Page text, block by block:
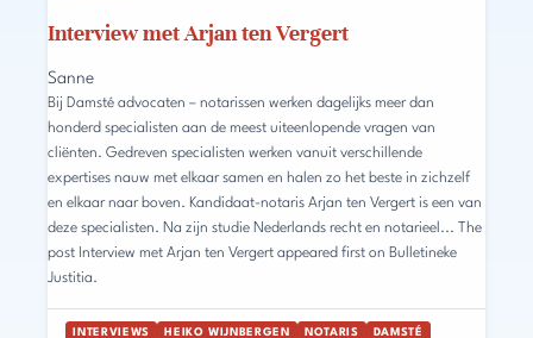
Interview met Arjan ten Vergert
Sanne
Bij Damsté advocaten – notarissen werken dagelijks meer dan
honderd specialisten aan de meest uiteenlopende vragen van
cliënten. Gedreven specialisten werken vanuit verschillende
expertises nauw met elkaar samen en halen zo het beste in zichzelf
en elkaar naar boven. Kandidaat-notaris Arjan ten Vergert is een van
deze specialisten. Na zijn studie Nederlands recht en notarieel... The
post Interview met Arjan ten Vergert appeared first on Bulletineke
Justitia.
INTERVIEWS HEIKO WIJNBERGEN NOTARIS DAMSTÉ